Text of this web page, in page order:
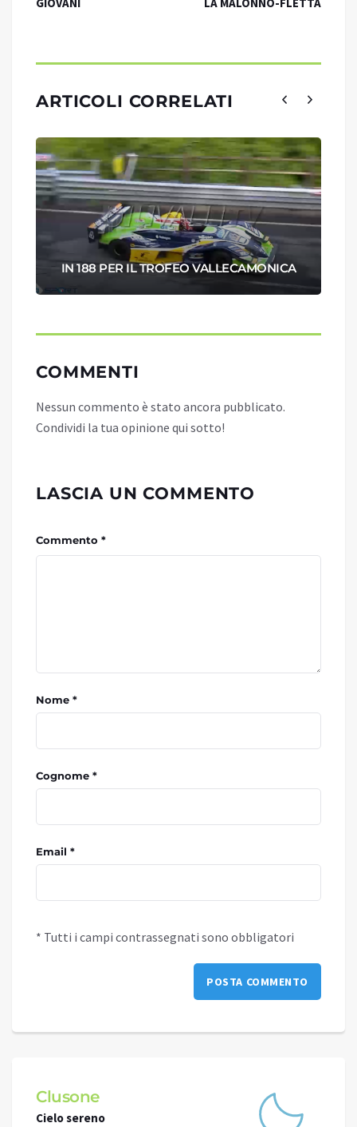
GIOVANI LA MALONNO-FLETTA
ARTICOLI CORRELATI
IN 188 PER IL TROFEO VALLECAMONICA
COMMENTI
Nessun commento è stato ancora pubblicato.
Condividi la tua opinione qui sotto!
LASCIA UN COMMENTO
Commento *
Nome *
Cognome *
Email *
* Tutti i campi contrassegnati sono obbligatori
Schilpario
Cielo sereno